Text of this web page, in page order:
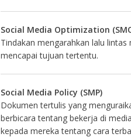
Social Media Optimization
Tindakan mengarahkan lalu
mencapai tujuan tertentu.
Social Media Policy (SMP)
Dokumen tertulis yang
berbicara tentang bekerja di
kepada mereka tentang cara